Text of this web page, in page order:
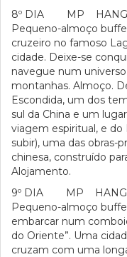
8º DIA MP
Pequeno-almoço
cruzeiro no famoso
cidade. Deixe-se
navegue num
montanhas. Almoço.
Escondida, um dos
sul da China e um
viagem espiritual, e do
subir), uma das obras-
chinesa, construído
Alojamento.
9º DIA MP
Pequeno-almoço
embarcar num
do Oriente”. Uma
cruzam com uma